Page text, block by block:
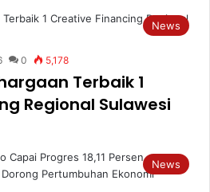
News
0 5,178
Terbaik 1
Regional Sulawesi
News